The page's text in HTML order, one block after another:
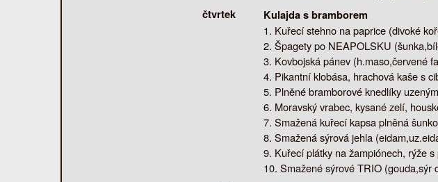
čtvrtek
Kulajda s bramborem
Kuřecí stehno na paprice (divoké
Špagety po NEAPOLSKU
Kovbojská pánev (h.maso,červené
Pikantní klobása, hrachová kaše s
Plněné bramborové knedlíky
Moravský vrabec, kysané zelí,
Smažená kuřecí kapsa plněná
Smažená sýrová jehla
Kuřecí plátky na žampiónech, rýže s
Smažené sýrové TRIO (gouda,sýr